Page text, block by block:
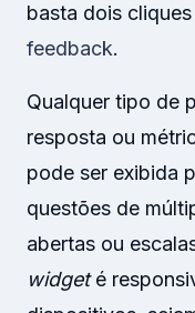
basta dois
feedback.
Qualquer tipo de
resposta ou
pode ser exibida
questões de
abertas ou
widgeté